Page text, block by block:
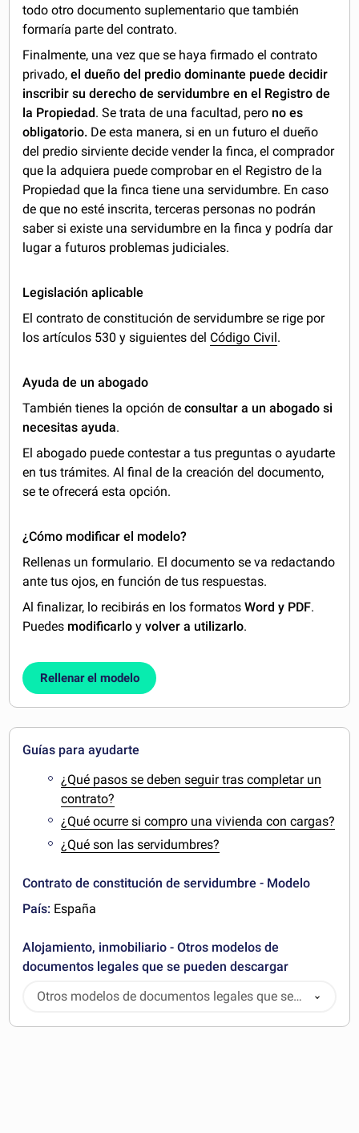
todo otro documento suplementario que también
formaría parte del contrato.
Finalmente, una vez que se haya firmado el contrato
privado, el dueño del predio dominante puede decidir
inscribir su derecho de servidumbre en el Registro de
la Propiedad. Se trata de una facultad, pero no es
obligatorio. De esta manera, si en un futuro el dueño
del predio sirviente decide vender la finca, el comprador
que la adquiera puede comprobar en el Registro de la
Propiedad que la finca tiene una servidumbre. En caso
de que no esté inscrita, terceras personas no podrán
saber si existe una servidumbre en la finca y podría dar
lugar a futuros problemas judiciales.
Legislación aplicable
El contrato de constitución de servidumbre se rige por
los artículos 530 y siguientes del Código Civil.
Ayuda de un abogado
También tienes la opción deconsultar a un abogado si
necesitas ayuda.
El abogado puede contestar a tus preguntas o ayudarte
en tus trámites. Al final de la creación del documento,
se te ofrecerá esta opción.
¿Cómo modificar el modelo?
Rellenas un formulario. El documento se va redactando
ante tus ojos, en función de tus respuestas.
Al finalizar, lo recibirás en los formatosWord y PDF.
Puedes modificarlo yvolver a utilizarlo.
Rellenar el modelo
Guías para ayudarte
¿Qué pasos se deben seguir tras completar un
contrato?
¿Qué ocurre si compro una vivienda con cargas?
¿Qué son las servidumbres?
Contrato de constitución de servidumbre - Modelo
País: España
Alojamiento, inmobiliario - Otros modelos de
documentos legales que se pueden descargar
Otros modelos de documentos legales que se
pueden descargar